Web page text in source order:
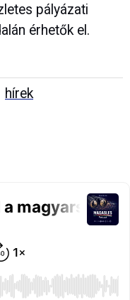
pályázati
érhetők el.
hírek